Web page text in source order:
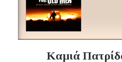
Καμιά